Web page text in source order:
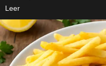
Leer